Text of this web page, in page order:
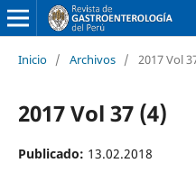
Inicio / Archivos / 2017 Vol
2017 Vol 37 (4)
Publicado: 13.02.2018